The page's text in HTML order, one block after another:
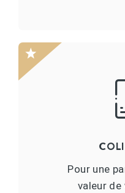
Pour une
valeur